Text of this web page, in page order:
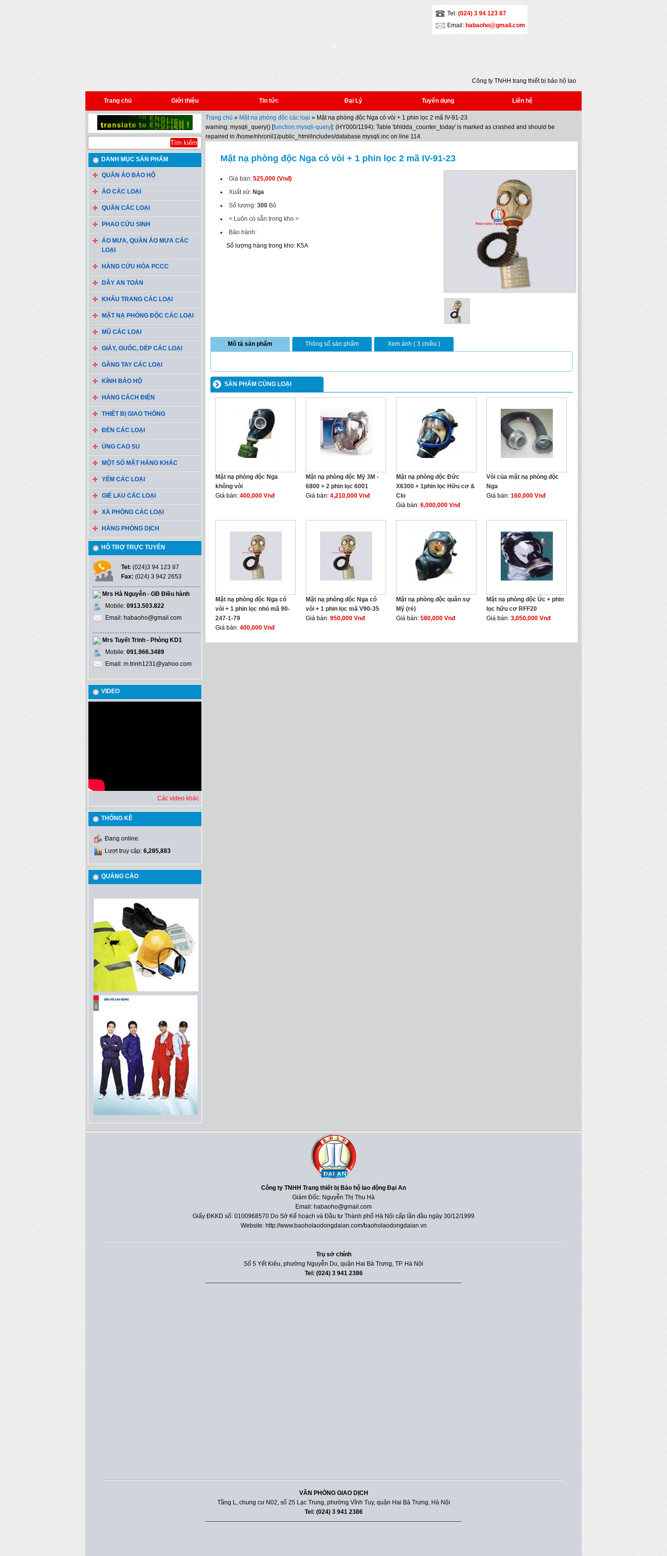
Tel: (024) 3 94 123 87
Email: habaoho@gmail.com
Công ty TNHH trang thiết bị bảo hộ lao động
Đại An - Địa chỉ: Số 5 - Yết Kiêu - Quận Hai Bà
Trưng - Hà Nội - Tel: (024) 3 941 2386 * Fax:
(024) 3 941 2386 * Email:
habaoho@gmail.com
Trang chủ Giới thiệu Tin tức Đại Lý Tuyển dụng Liên hệ
DANH MỤC SẢN PHẨM
QUẦN ÁO BẢO HỘ
ÁO CÁC LOẠI
QUẦN CÁC LOẠI
PHAO CỨU SINH
ÁO MƯA, QUẦN ÁO MƯA CÁC
LOẠI
HÀNG CỨU HỎA PCCC
DÂY AN TOÀN
KHẨU TRANG CÁC LOẠI
MẶT NẠ PHÒNG ĐỘC CÁC LOẠI
MŨ CÁC LOẠI
GIÀY, GUỐC, DÉP CÁC LOẠI
GĂNG TAY CÁC LOẠI
KÍNH BẢO HỘ
HÀNG CÁCH ĐIỆN
THIẾT BỊ GIAO THÔNG
ĐÈN CÁC LOẠI
ỦNG CAO SU
MỘT SỐ MẶT HÀNG KHÁC
YẾM CÁC LOẠI
GIẺ LAU CÁC LOẠI
XÀ PHÒNG CÁC LOẠI
HÀNG PHÒNG DỊCH
HỖ TRỢ TRỰC TUYẾN
Tel: (024)3 94 123 87
Fax: (024) 3 942 2653
Mrs Hà Nguyễn - GĐ Điều hành
Mobile: 0913.503.822
Email: habaoho@gmail.com
Mrs Tuyết Trinh - Phòng KD1
Mobile: 091.966.3489
Email: m.trinh1231@yahoo.com
VIDEO
Các video khác
THỐNG KÊ
Đang online:
Lượt truy cập: 6,285,883
QUẢNG CÁO
Trang chủ » Mặt nạ phòng độc các loại » Mặt nạ phòng độc Nga có vòi + 1 phin lọc 2 mã IV-91-23
warning: mysqli_query() [function.mysqli-query]: (HY000/1194): Table 'bhldda_counter_today' is marked as crashed and should be
repaired in /home/nhronil1/public_html/includes/database.mysqli.inc on line 114.
Mặt nạ phòng độc Nga có vòi + 1 phin lọc 2 mã IV-91-23
Giá bán: 525,000 (Vnđ)
Xuất xứ: Nga
Số lượng: 300 Bộ
< Luôn có sẵn trong kho >
Bảo hành:
Số lượng hàng trong kho: K5A
Mô tả sản phẩm Thông số sản phẩm Xem ảnh ( 3 chiều )
SẢN PHẨM CÙNG LOẠI
Mặt nạ phòng độc Nga
không vòi
Giá bán: 400,000 Vnđ
Mặt nạ phòng độc Mỹ 3M -
6800 + 2 phin lọc 6001
Giá bán: 4,210,000 Vnđ
Mặt nạ phòng độc Đức
X6300 + 1phin lọc Hữu cơ &
Clo
Giá bán: 6,000,000 Vnđ
Vòi của mặt nạ phòng độc
Nga
Giá bán: 160,000 Vnđ
Mặt nạ phòng độc Nga có
vòi + 1 phin lọc nhỏ mã 90-
247-1-79
Giá bán: 400,000 Vnđ
Mặt nạ phòng độc Nga có
vòi + 1 phin lọc mã V90-35
Giá bán: 950,000 Vnđ
Mặt nạ phòng độc quân sự
Mỹ (rẻ)
Giá bán: 580,000 Vnđ
Mặt nạ phòng độc Úc + phin
lọc hữu cơ RFF20
Giá bán: 3,050,000 Vnđ
Công ty TNHH Trang thiết bị Bảo hộ lao động Đại An
Giám Đốc: Nguyễn Thị Thu Hà
Email: habaoho@gmail.com
Giấy ĐKKD số: 0100968570 Do Sở Kế hoạch và Đầu tư Thành phố Hà Nội cấp lần đầu ngày 30/12/1999
Website: http://www.baoholaodongdaian.com/baoholaodongdaian.vn
Trụ sở chính
Số 5 Yết Kiêu, phường Nguyễn Du, quận Hai Bà Trưng, TP. Hà Nội
Tel: (024) 3 941 2386
---------------------------------------------------------------------------------------------------------------------------------
VĂN PHÒNG GIAO DỊCH
Tầng L, chung cư N02, số 25 Lạc Trung, phường Vĩnh Tuy, quận Hai Bà Trưng, Hà Nội
Tel: (024) 3 941 2386
---------------------------------------------------------------------------------------------------------------------------------